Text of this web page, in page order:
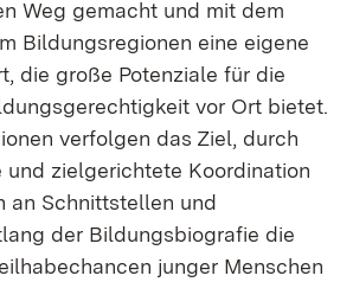
Weg gemacht und mit dem
Bildungsregionen eine eigene
die große Potenziale für die
vor Ort bietet.
verfolgen das Ziel, durch
und zielgerichtete Koordination
an Schnittstellen und
der Bildungsbiografie die
junger Menschen